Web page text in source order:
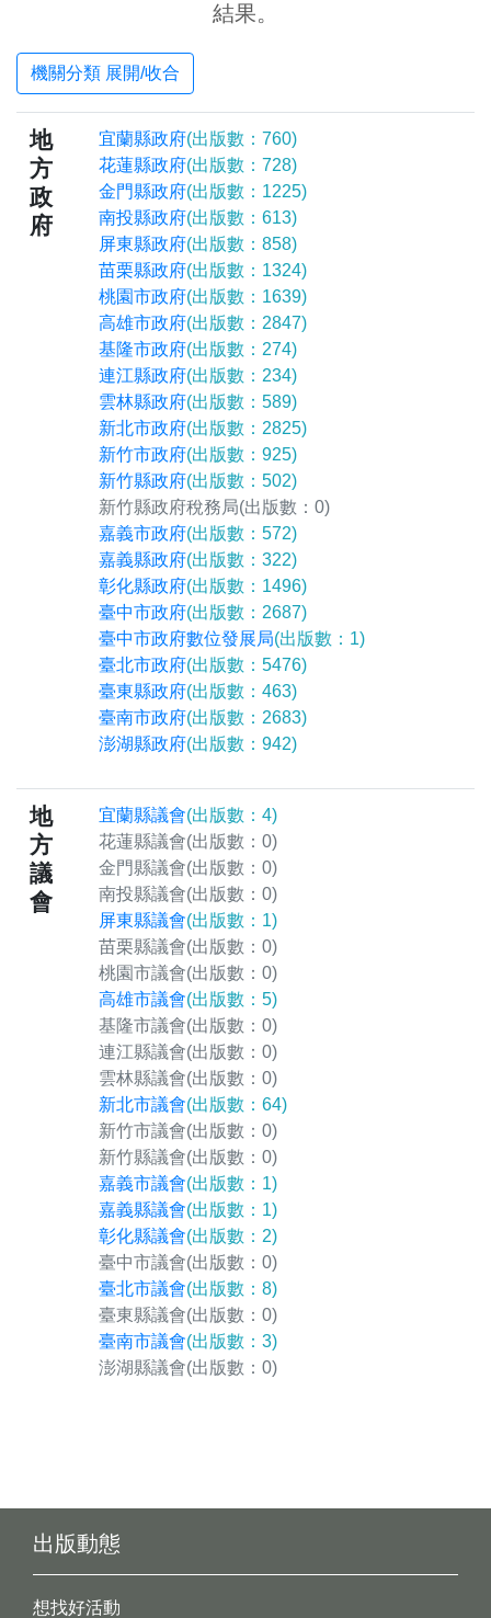
結果。
機關分類 展開/收合
地
方
政
府
宜蘭縣政府(出版數：760)
花蓮縣政府(出版數：728)
金門縣政府(出版數：1225)
南投縣政府(出版數：613)
屏東縣政府(出版數：858)
苗栗縣政府(出版數：1324)
桃園市政府(出版數：1639)
高雄市政府(出版數：2847)
基隆市政府(出版數：274)
連江縣政府(出版數：234)
雲林縣政府(出版數：589)
新北市政府(出版數：2825)
新竹市政府(出版數：925)
新竹縣政府(出版數：502)
新竹縣政府稅務局(出版數：0)
嘉義市政府(出版數：572)
嘉義縣政府(出版數：322)
彰化縣政府(出版數：1496)
臺中市政府(出版數：2687)
臺中市政府數位發展局(出版數：1)
臺北市政府(出版數：5476)
臺東縣政府(出版數：463)
臺南市政府(出版數：2683)
澎湖縣政府(出版數：942)
地
方
議
會
宜蘭縣議會(出版數：4)
花蓮縣議會(出版數：0)
金門縣議會(出版數：0)
南投縣議會(出版數：0)
屏東縣議會(出版數：1)
苗栗縣議會(出版數：0)
桃園市議會(出版數：0)
高雄市議會(出版數：5)
基隆市議會(出版數：0)
連江縣議會(出版數：0)
雲林縣議會(出版數：0)
新北市議會(出版數：64)
新竹市議會(出版數：0)
新竹縣議會(出版數：0)
嘉義市議會(出版數：1)
嘉義縣議會(出版數：1)
彰化縣議會(出版數：2)
臺中市議會(出版數：0)
臺北市議會(出版數：8)
臺東縣議會(出版數：0)
臺南市議會(出版數：3)
澎湖縣議會(出版數：0)
出版動態
想找好活動